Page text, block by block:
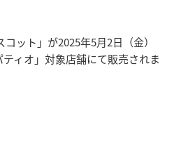
ット」が2025年5月2日（金）
ィオ」対象店舗にて販売されま